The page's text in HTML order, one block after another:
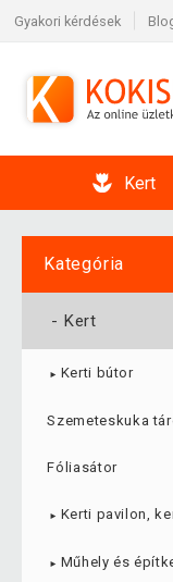
Gyakori kérdések
Kert
Kategória
- Kert
► Kerti bútor
Szemeteskuka
Fóliasátor
► Kerti pavilon,
► Műhely és